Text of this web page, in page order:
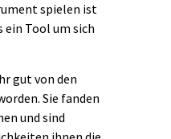
spielen ist
ein Tool um sich
gut von den
Sie fanden
und sind